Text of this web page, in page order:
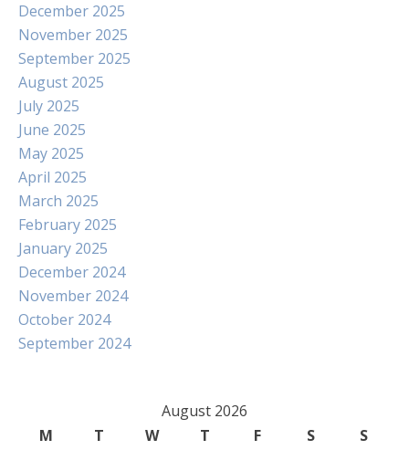
December 2025
November 2025
September 2025
August 2025
July 2025
June 2025
May 2025
April 2025
March 2025
February 2025
January 2025
December 2024
November 2024
October 2024
September 2024
August 2026
M
T W T F S
S